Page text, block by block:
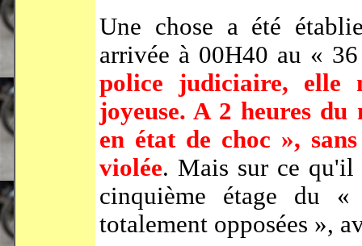
Une chose a été
arrivée à 00H40 au «
police judiciaire, elle
joyeuse. A 2 heures
en état de choc »,
violée. Mais sur ce qu'il
cinquième étage du
totalement opposées »,